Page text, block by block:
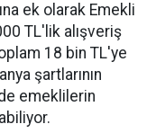
ek olarak Emekli
TL'lik alışveriş
18 bin TL'ye
şartlarının
emeklilerin